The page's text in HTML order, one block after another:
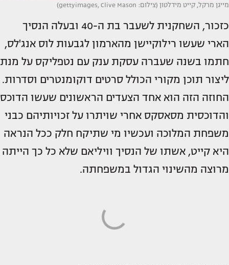
מייגן מרקל, קייט מידלטון (צילום: gettyimages, Clive Mason)
כזכור, השחקנית לשעבר בת ה-40 ובעלה הנסיך
הארי שעשו רילוקיישן מהארמון לגבעות לוס אנג'לס,
חתמו בשנה שעברה עסקת ענק עם נטפליקס על מנת
ליצור תוכן מקורי הכולל סרטים דוקומנטרים וסדרות.
החוזה הזה הוא אחד הצעדים הראשונים שעשו הדוכס
והדוכסית מסאסקס אחרי שויתרו על זכויותיהם כבני
משפחת המלוכה ועכשיו מי שתיקח חלק ככל הנראה
היא קייט, אשתו של הנסיך וויליאם שלא כל כך הייתה
מרוצה מהשינוי הגדול במשפחתה.